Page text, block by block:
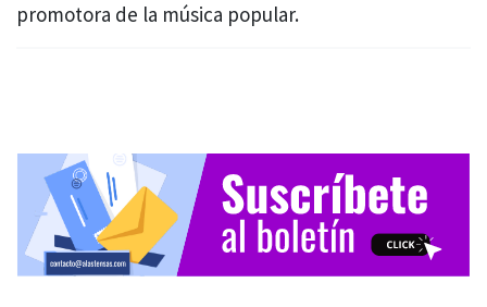
promotora de la música popular.